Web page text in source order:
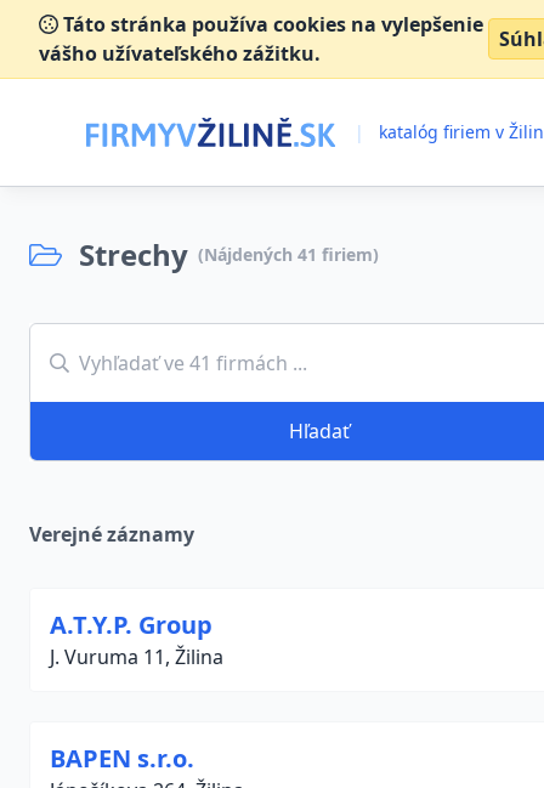
Táto stránka používa cookies na vylepšenie
vášho užívateľského zážitku.
| katalóg firiem v
Strechy (Nájdených 41 firiem)
Hľadať
Verejné záznamy
A.T.Y.P. Group
J. Vuruma 11, Žilina
BAPEN s.r.o.